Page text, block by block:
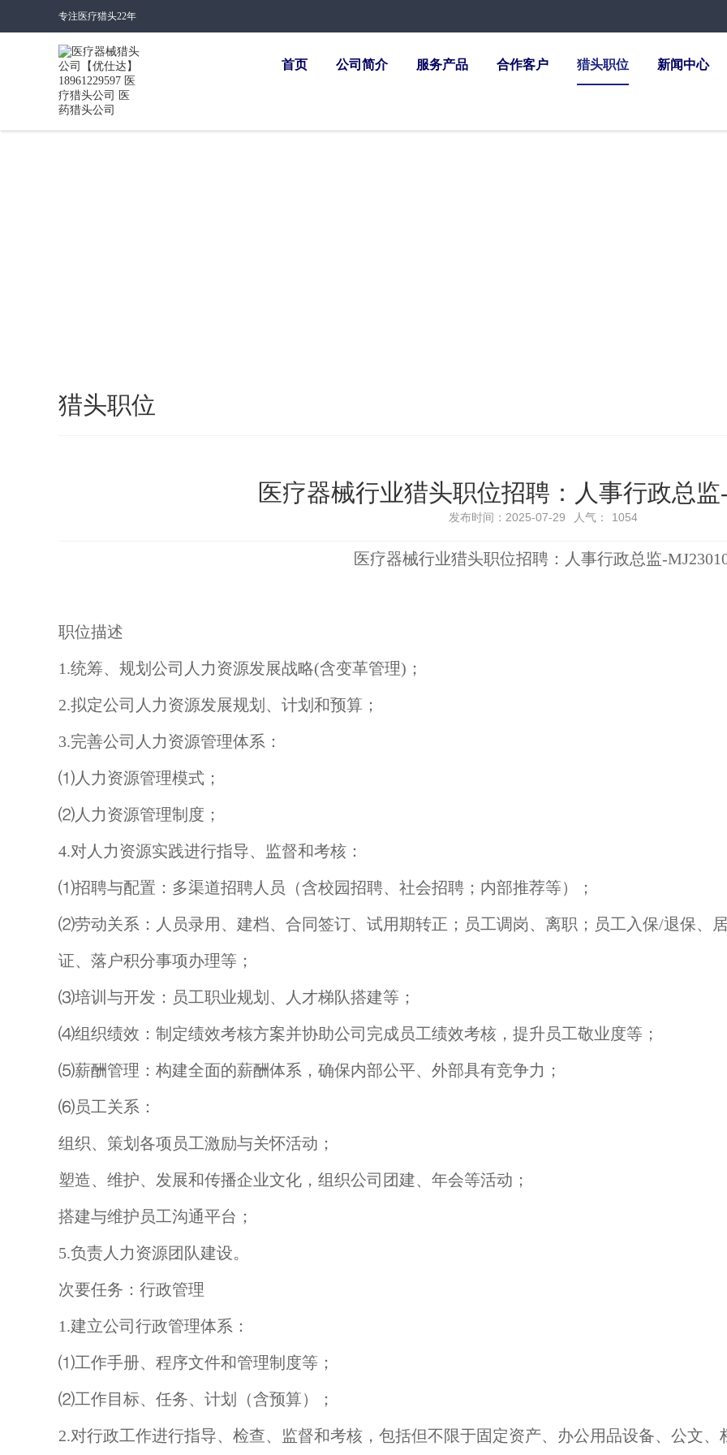
专注医疗猎头22年
首页 公司简介 服务产品 合作客户 猎头职位 新闻中心
猎头职位
医疗器械行业猎头职位招聘：人事行政总监
发布时间：2025-07-29 人气： 1054
医疗器械行业猎头职位招聘：人事行政总监-
职位描述
1.统筹、规划公司人力资源发展战略(含变革管理)；
2.拟定公司人力资源发展规划、计划和预算；
3.完善公司人力资源管理体系：
⑴人力资源管理模式；
⑵人力资源管理制度；
4.对人力资源实践进行指导、监督和考核：
⑴招聘与配置：多渠道招聘人员（含校园招聘、社会招聘；内部推荐等）；
⑵劳动关系：人员录用、建档、合同签订、试用期转正；员工调岗、离职；员工入保/退保、
证、落户积分事项办理等；
⑶培训与开发：员工职业规划、人才梯队搭建等；
⑷组织绩效：制定绩效考核方案并协助公司完成员工绩效考核，提升员工敬业度等；
⑸薪酬管理：构建全面的薪酬体系，确保内部公平、外部具有竞争力；
⑹员工关系：
组织、策划各项员工激励与关怀活动；
塑造、维护、发展和传播企业文化，组织公司团建、年会等活动；
搭建与维护员工沟通平台；
5.负责人力资源团队建设。
次要任务：行政管理
1.建立公司行政管理体系：
⑴工作手册、程序文件和管理制度等；
⑵工作目标、任务、计划（含预算）；
2.对行政工作进行指导、检查、监督和考核，包括但不限于固定资产、办公用品设备、公文、